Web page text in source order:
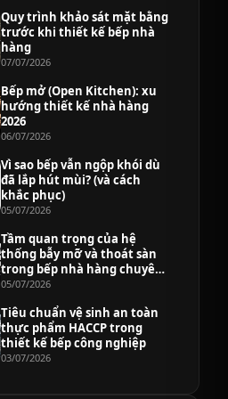
Quy trình khảo sát mặt bằng
trước khi thiết kế bếp nhà
hàng
07/07/2026
Bếp mở (Open Kitchen): xu
hướng thiết kế nhà hàng
2026
06/07/2026
Vì sao bếp vẫn ngộp khói dù
đã lắp hút mùi? (và cách
khắc phục)
05/07/2026
Tầm quan trọng của hệ
thống bẫy mỡ và thoát sàn
trong bếp nhà hàng chuyên
nghiệp
05/07/2026
Tiêu chuẩn vệ sinh an toàn
thực phẩm HACCP trong
thiết kế bếp công nghiệp
03/07/2026